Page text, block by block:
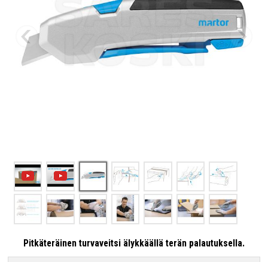
Pitkäteräinen turvaveitsi älykkäällä terän palautuksella.